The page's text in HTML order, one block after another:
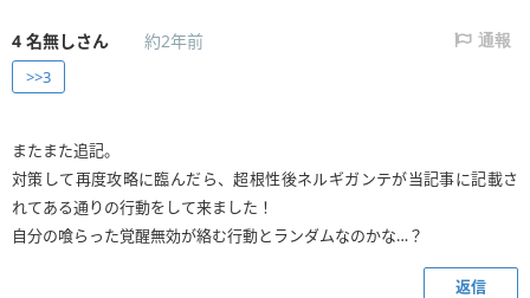
4 名無しさん 約2年前 通報
>>3
またまた追記。
対策して再度攻略に臨んだら、超根性後ネルギガンテが当記事に記載さ
れてある通りの行動をして来ました！
自分の喰らった覚醒無効が絡む行動とランダムなのかな…？
返信